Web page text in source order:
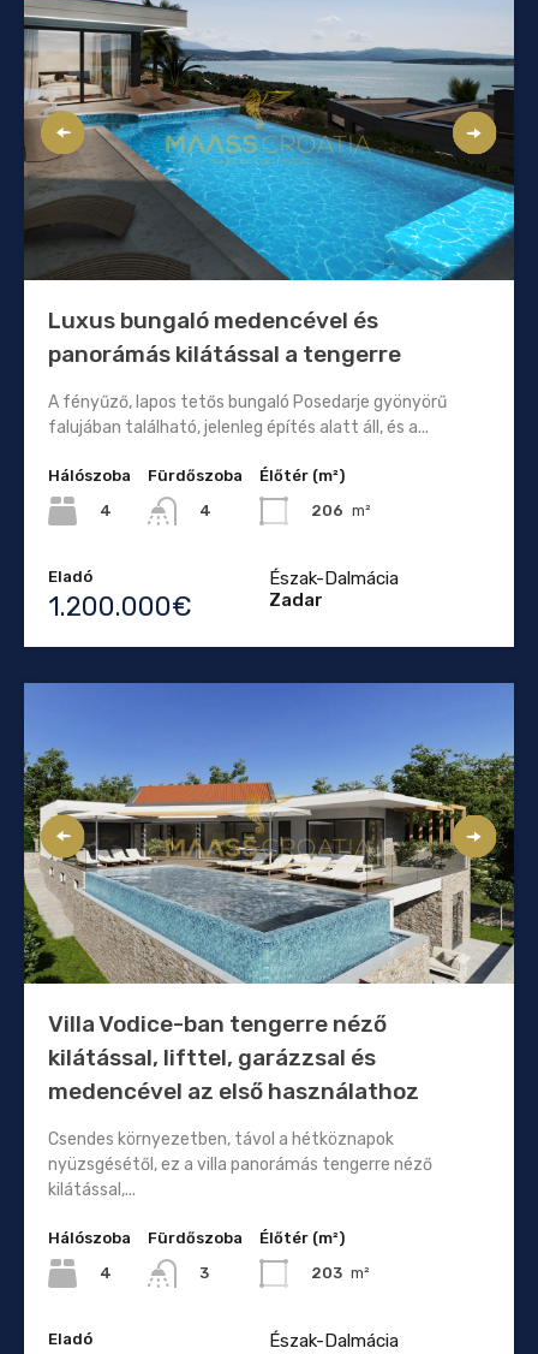
Luxus bungaló medencével és
panorámás kilátással a tengerre
A fényűző, lapos tetős bungaló Posedarje gyönyörű
falujában található, jelenleg építés alatt áll, és a...
Hálószoba
4
Fürdőszoba
4
Élőtér (m²)
206 m²
Eladó
1.200.000€
Észak-Dalmácia
Zadar
Villa Vodice-ban tengerre néző
kilátással, lifttel, garázzsal és
medencével az első használathoz
Csendes környezetben, távol a hétköznapok
nyüzsgésétől, ez a villa panorámás tengerre néző
kilátással,...
Hálószoba
4
Fürdőszoba
3
Élőtér (m²)
203 m²
Eladó
Észak-Dalmácia